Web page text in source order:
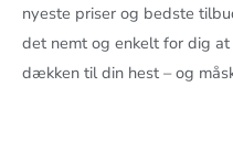
nyeste priser og bedste
det nemt og enkelt for dig
dækken til din hest – og